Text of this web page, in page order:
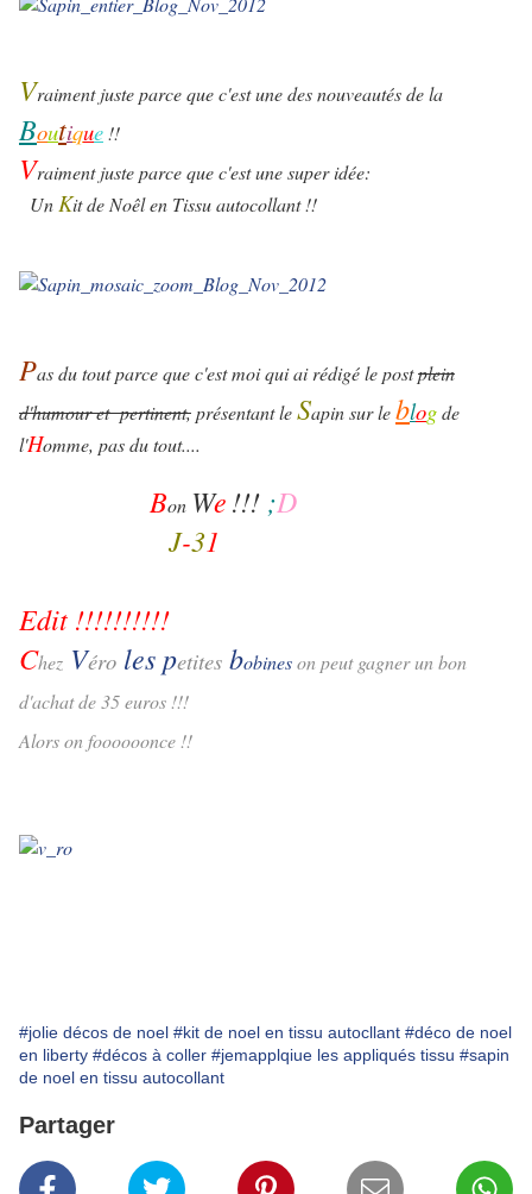
Vraiment juste parce que c'est une des nouveautés de la
Boutique !!
Vraiment juste parce que c'est une super idée:
UnKit de Noêl en Tissu autocollant !!
Pas du tout parce que c'est moi qui ai rédigé le postplein
d'humour et pertinent,présentant leSapin sur leblogde
l'Homme, pas du tout....
Bon We!!! ;D
J-31
Edit !!!!!!!!!!
Chez Véro les petites bobineson peut gagner un bon
d'achat de 35 euros !!!
Alors on foooooonce !!
#jolie décos de noel #kit de noel en tissu autocllant #déco de noel
en liberty #décos à coller #jemapplqiue les appliqués tissu #sapin
de noel en tissu autocollant
Partager